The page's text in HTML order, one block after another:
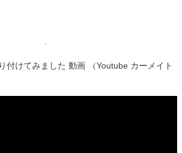
付けてみました 動画 （Youtube カーメイト